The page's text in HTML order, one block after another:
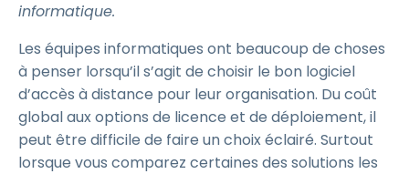
informatique.
Les équipes informatiques ont beaucoup de choses
à penser lorsqu’il s’agit de choisir le bon logiciel
d’accès à distance pour leur organisation. Du coût
global aux options de licence et de déploiement, il
peut être difficile de faire un choix éclairé. Surtout
lorsque vous comparez certaines des solutions les